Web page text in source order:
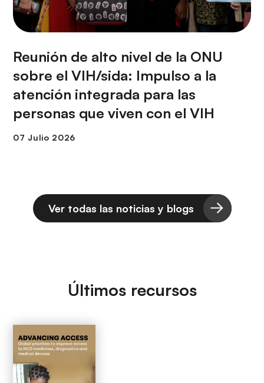
Reunión de alto nivel de la ONU
sobre el VIH/sida: Impulso a la
atención integrada para las
personas que viven con el VIH
Ver todas las noticias y blogs
Últimos recursos